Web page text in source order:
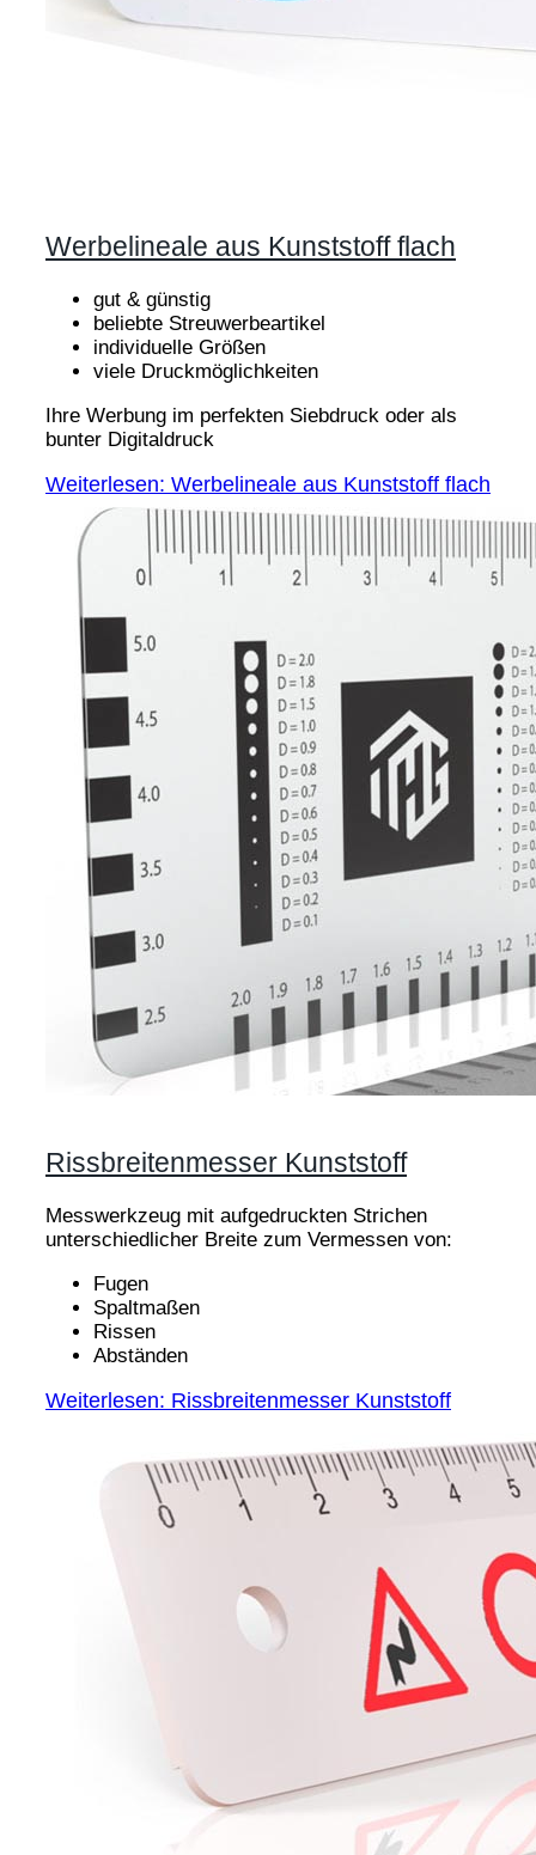
Werbelineale aus Kunststoff flach
gut & günstig
beliebte Streuwerbeartikel
individuelle Größen
viele Druckmöglichkeiten
Ihre Werbung im perfekten Siebdruck oder als
bunter Digitaldruck
Weiterlesen: Werbelineale aus Kunststoff flach
Rissbreitenmesser Kunststoff
Messwerkzeug mit aufgedruckten Strichen
unterschiedlicher Breite zum Vermessen von:
Fugen
Spaltmaßen
Rissen
Abständen
Weiterlesen: Rissbreitenmesser Kunststoff